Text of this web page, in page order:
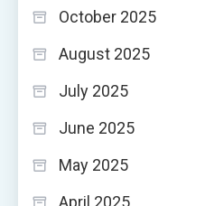
October 2025
August 2025
July 2025
June 2025
May 2025
April 2025